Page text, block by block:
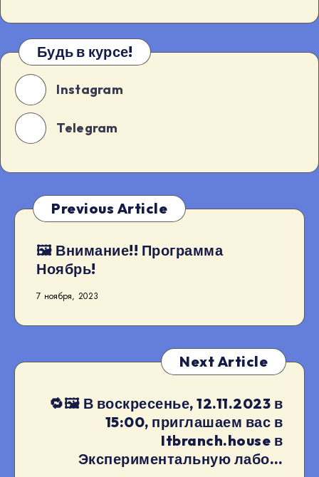
Будь в курсе!
Instagram
Telegram
Previous Article
🖼 Внимание!! Программа
Ноябрь!
7 ноября, 2023
Next Article
🔁🖼 В воскресенье, 12.11.2023 в
15:00, приглашаем вас в
Itbranch.house в
Экспериментальную лабо…